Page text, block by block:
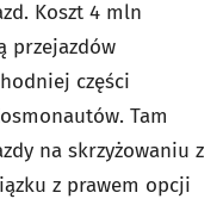
Koszt 4 mln
przejazdów
części
Tam
na skrzyżowaniu z
z prawem opcji